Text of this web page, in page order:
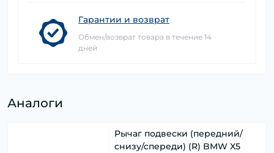
Гарантии и возврат
Обмен/возврат товара в течение 14
дней
Аналоги
Рычаг подвески (передний/
снизу/спереди) (R) BMW X5